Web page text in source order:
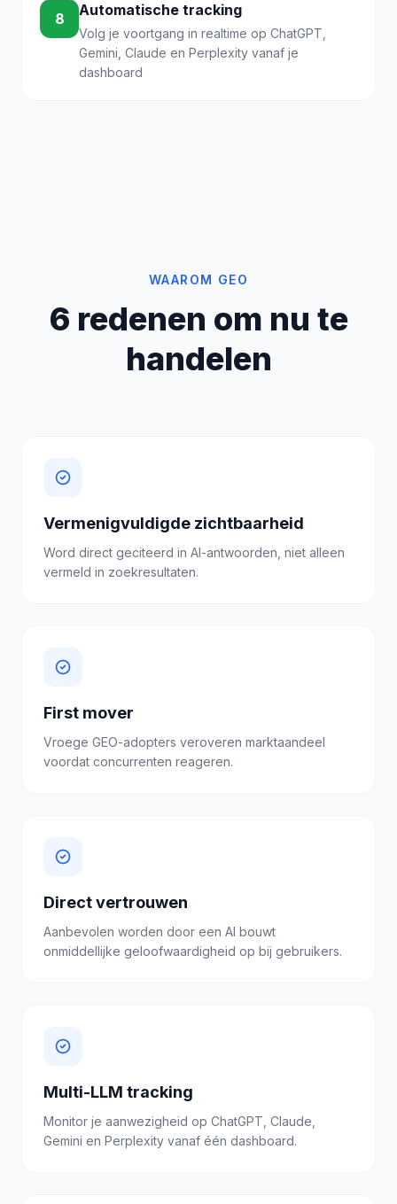
8 Automatische tracking
Volg je voortgang in realtime op ChatGPT,
Gemini, Claude en Perplexity vanaf je
dashboard
WAAROM GEO
6 redenen om nu te
handelen
Vermenigvuldigde zichtbaarheid
Word direct geciteerd in AI-antwoorden, niet alleen
vermeld in zoekresultaten.
First mover
Vroege GEO-adopters veroveren marktaandeel
voordat concurrenten reageren.
Direct vertrouwen
Aanbevolen worden door een AI bouwt
onmiddellijke geloofwaardigheid op bij gebruikers.
Multi-LLM tracking
Monitor je aanwezigheid op ChatGPT, Claude,
Gemini en Perplexity vanaf één dashboard.